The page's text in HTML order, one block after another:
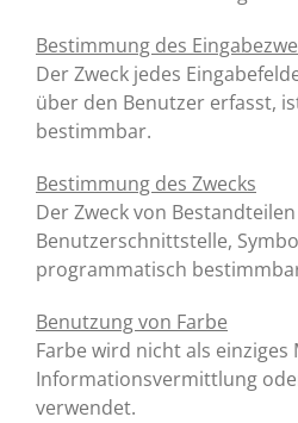
Bestimmung des
Der Zweck jedes
über den Benutzer erfasst,
bestimmbar.
Bestimmung des Zwecks
Der Zweck von
Benutzerschnittstelle,
programmatisch
Benutzung von Farbe
Farbe wird nicht als einziges
Informationsvermittlung
verwendet.